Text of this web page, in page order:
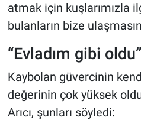
atmak için kuşlarımızla
bulanların bize
“Evladım gibi oldu”
Kaybolan güvercinin
değerinin çok yüksek
Arıcı, şunları söyledi: